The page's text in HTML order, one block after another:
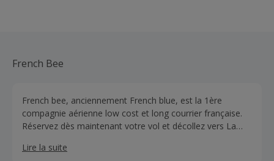
French Bee
French bee, anciennement French blue, est la 1ère
compagnie aérienne low cost et long courrier française.
Réservez dès maintenant votre vol et décollez vers La
à bord des Airbus A350 de French bee.
Lire la suite